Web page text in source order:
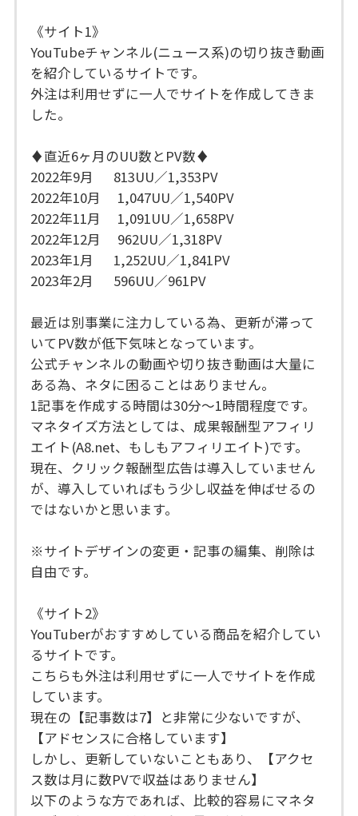
《サイト1》
YouTubeチャンネル(ニュース系)の切り抜き動画
を紹介しているサイトです。
外注は利用せずに一人でサイトを作成してきま
した。
♦直近6ヶ月のUU数とPV数♦
2022年9月 813UU／1,353PV
2022年10月 1,047UU／1,540PV
2022年11月 1,091UU／1,658PV
2022年12月 962UU／1,318PV
2023年1月 1,252UU／1,841PV
2023年2月 596UU／961PV
最近は別事業に注力している為、更新が滞って
いてPV数が低下気味となっています。
公式チャンネルの動画や切り抜き動画は大量に
ある為、ネタに困ることはありません。
1記事を作成する時間は30分～1時間程度です。
マネタイズ方法としては、成果報酬型アフィリ
エイト(A8.net、もしもアフィリエイト)です。
現在、クリック報酬型広告は導入していません
が、導入していればもう少し収益を伸ばせるの
ではないかと思います。
※サイトデザインの変更・記事の編集、削除は
自由です。
《サイト2》
YouTuberがおすすめしている商品を紹介してい
るサイトです。
こちらも外注は利用せずに一人でサイトを作成
しています。
現在の【記事数は7】と非常に少ないですが、
【アドセンスに合格しています】
しかし、更新していないこともあり、【アクセ
ス数は月に数PVで収益はありません】
以下のような方であれば、比較的容易にマネタ